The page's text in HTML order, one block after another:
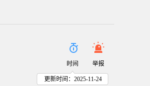
时间 举报
更新时间：2025-11-24